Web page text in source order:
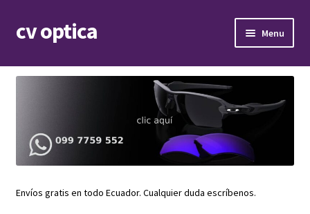
Skip
to
Skip
to
cv optica Menu
Armazones de lentes
child
menu
Expand
Repuestos
menu
Envíos gratis en todo Ecuador. Cualquier duda escríbenos.